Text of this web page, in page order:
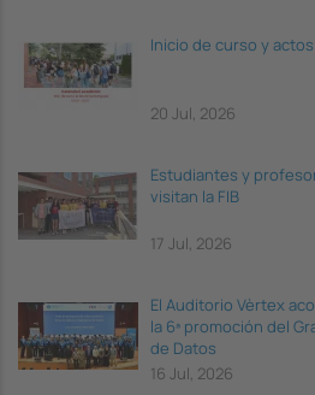
Inicio de curso y
20 Jul, 2026
Estudiantes y
visitan la FIB
17 Jul, 2026
El Auditorio Vèrtex
la 6ª promoción del
de Datos
16 Jul, 2026